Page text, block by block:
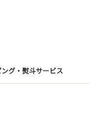
グ・熨斗サービス